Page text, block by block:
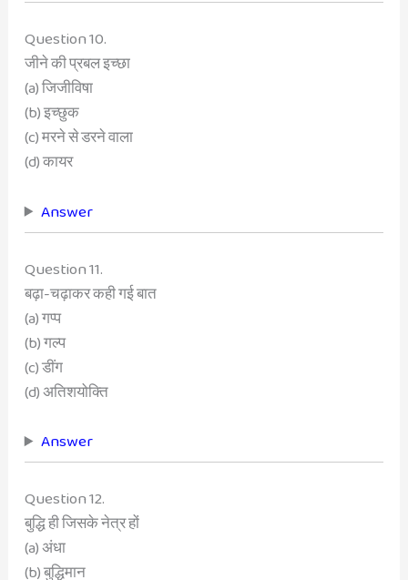
Question 10.
जीने की प्रबल इच्छा
(a) जिजीविषा
(b) इच्छुक
(c) मरने से डरने वाला
(d) कायर
Answer
Question 11.
बढ़ा-चढ़ाकर कही गई बात
(a) गप्प
(b) गल्प
(c) डींग
(d) अतिशयोक्ति
Answer
Question 12.
बुद्धि ही जिसके नेत्र हों
(a) अंधा
(b) बुद्धिमान